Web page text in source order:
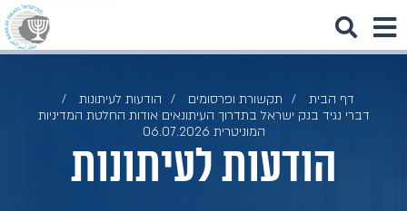
דף הבית תקשורת ופרסומים
הודעות לעיתונות
דברי נגיד בנק ישראל בתדרוך העיתונאים אודות החלטת המדיניות
המוניטרית 06.07.2026
הודעות לעיתונות